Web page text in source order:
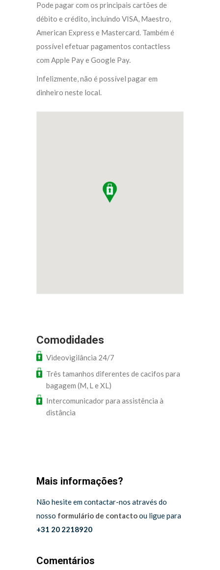
Pode pagar com os principais cartões de
débito e crédito, incluindo VISA, Maestro,
American Express e Mastercard. Também é
possível efetuar pagamentos contactless
com Apple Pay e Google Pay.
Infelizmente, não é possível pagar em
dinheiro neste local.
Comodidades
Videovigilância 24/7
Três tamanhos diferentes de cacifos para
bagagem (M, L e XL)
Intercomunicador para assistência à
distância
Mais informações?
Não hesite em contactar-nos através do
nosso formulário de contactoou ligue para
+31 20 2218920
Comentários